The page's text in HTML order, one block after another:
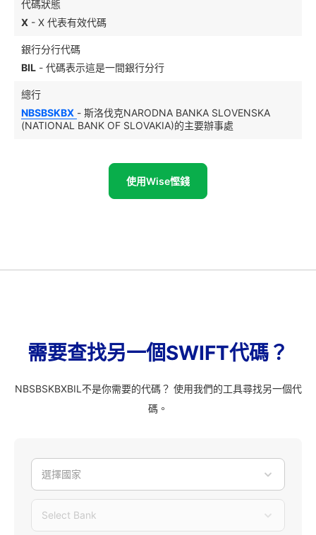
代碼狀態
X - X 代表有效代碼
銀行分行代碼
BIL - 代碼表示這是一間銀行分行
總行
NBSBSKBX - 斯洛伐克NARODNA BANKA SLOVENSKA
(NATIONAL BANK OF SLOVAKIA)的主要辦事處
使用Wise慳錢
需要查找另一個SWIFT代碼？
NBSBSKBXBIL不是你需要的代碼？ 使用我們的工具尋找另一個代
碼。
選擇國家
Select Bank